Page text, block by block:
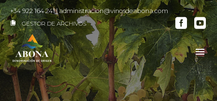
+34 922 164 241| administracion@vinosdeabona.com
 GESTOR DE ARCHIVOS